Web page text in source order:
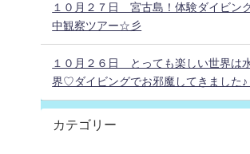
１０月２７日 宮古島！体験ダイビン
中観察ツアー☆彡
１０月２６日 とっても楽しい世界は
界♡ダイビングでお邪魔してきました
カテゴリー